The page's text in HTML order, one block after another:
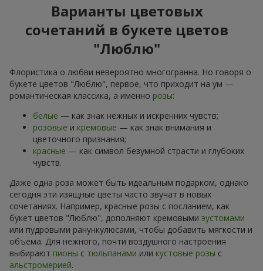
Варианты цветовых
сочетаний в букете цветов
"Люблю"
Флористика о любви невероятно многогранна. Но говоря о
букете цветов "Люблю", первое, что приходит на ум —
романтическая классика, а именно розы:
белые — как знак нежных и искренних чувств;
розовые и кремовые — как знак внимания и
цветочного признания;
красные — как символ безумной страсти и глубоких
чувств.
Даже одна роза может быть идеальным подарком, однако
сегодня эти изящные цветы часто звучат в новых
сочетаниях. Например, красные розы с посланием, как
букет цветов "Люблю", дополняют кремовыми эустомами
или пудровыми ранункулюсами, чтобы добавить мягкости и
объёма. Для нежного, почти воздушного настроения
выбирают пионы с тюльпанами или кустовые розы с
альстромерией.